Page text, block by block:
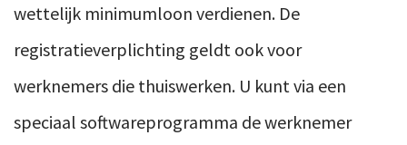
wettelijk minimumloon verdienen. De
registratieverplichting geldt ook voor
werknemers die thuiswerken. U kunt via een
speciaal softwareprogramma de werknemer